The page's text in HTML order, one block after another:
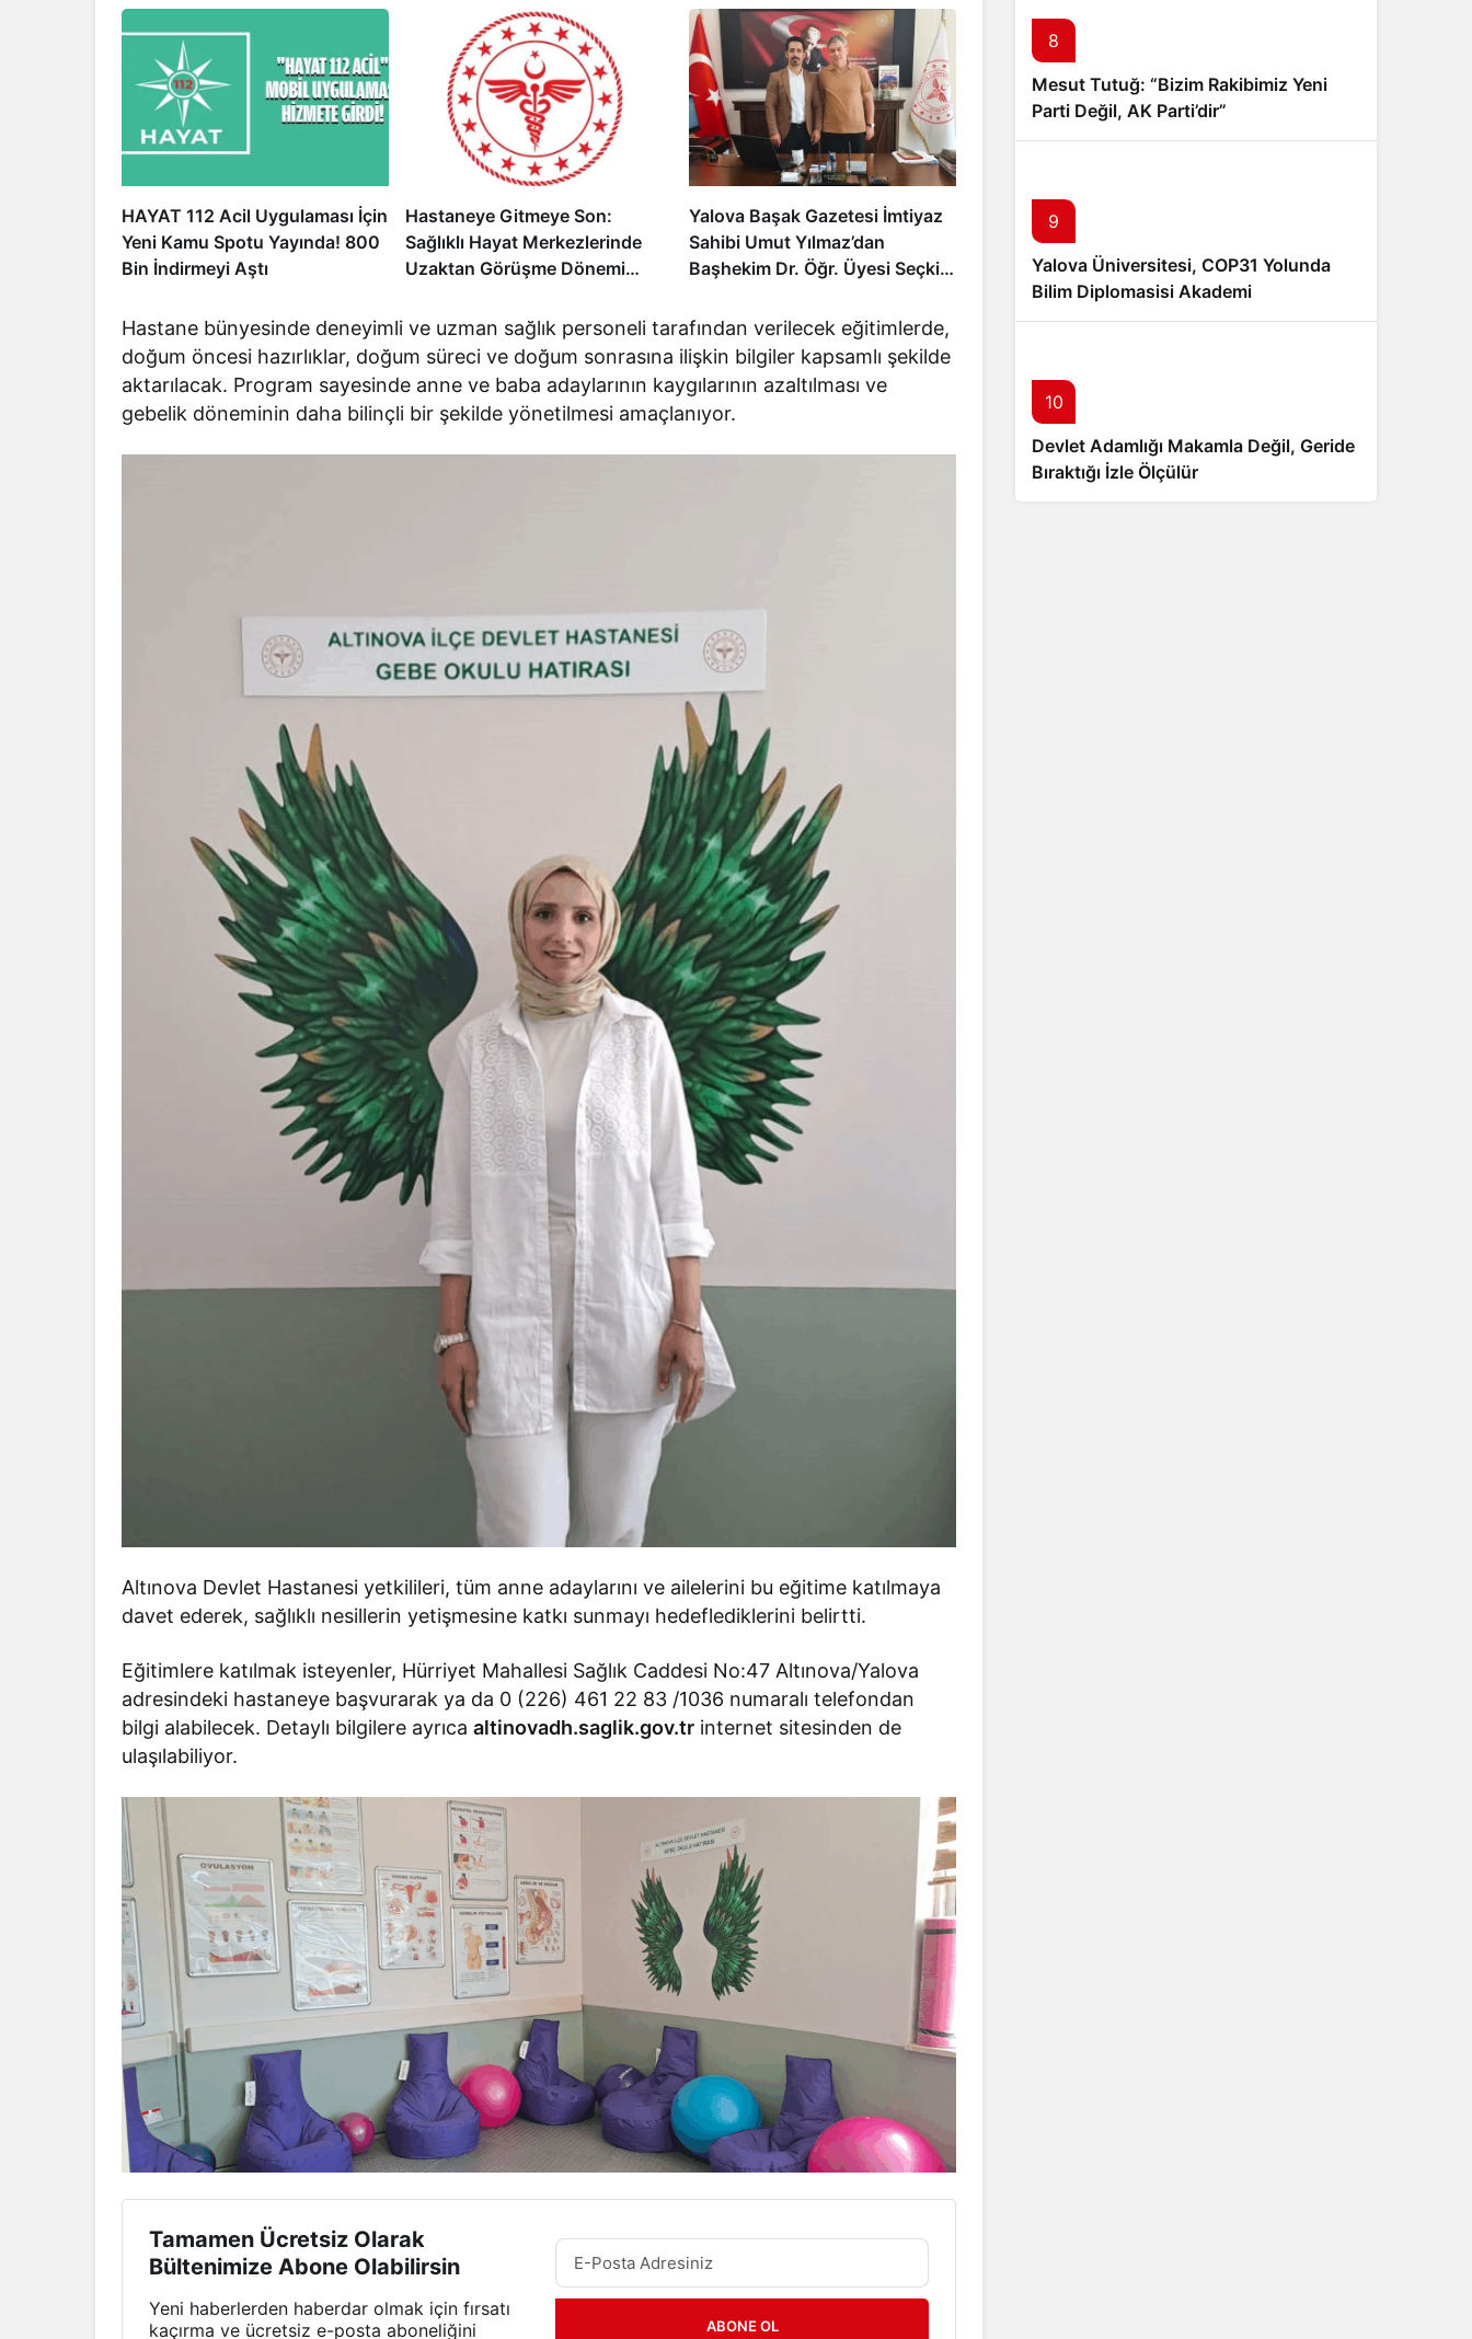
HAYAT 112 Acil Uygulaması İçin
Yeni Kamu Spotu Yayında! 800
Bin İndirmeyi Aştı
Hastaneye Gitmeye Son:
Sağlıklı Hayat Merkezlerinde
Uzaktan Görüşme Dönemi
Yalova Başak Gazetesi İmtiyaz
Sahibi Umut Yılmaz’dan
Başhekim Dr. Öğr. Üyesi Seçkin
Hastane bünyesinde deneyimli ve uzman sağlık personeli tarafından verilecek eğitimlerde,
doğum öncesi hazırlıklar, doğum süreci ve doğum sonrasına ilişkin bilgiler kapsamlı şekilde
aktarılacak. Program sayesinde anne ve baba adaylarının kaygılarının azaltılması ve
gebelik döneminin daha bilinçli bir şekilde yönetilmesi amaçlanıyor.
Altınova Devlet Hastanesi yetkilileri, tüm anne adaylarını ve ailelerini bu eğitime katılmaya
davet ederek, sağlıklı nesillerin yetişmesine katkı sunmayı hedeflediklerini belirtti.
Eğitimlere katılmak isteyenler, Hürriyet Mahallesi Sağlık Caddesi No:47 Altınova/Yalova
adresindeki hastaneye başvurarak ya da 0 (226) 461 22 83 /1036 numaralı telefondan
bilgi alabilecek. Detaylı bilgilere ayrıcaaltinovadh.saglik.gov.tr internet sitesinden de
ulaşılabiliyor.
Tamamen Ücretsiz Olarak
Bültenimize Abone Olabilirsin
Yeni haberlerden haberdar olmak için fırsatı
kaçırma ve ücretsiz e-posta aboneliğini
ABONE OL
8
Mesut Tutuğ: “Bizim Rakibimiz Yeni
Parti Değil, AK Parti’dir”
9
Yalova Üniversitesi, COP31 Yolunda
Bilim Diplomasisi Akademi
Lansmanında Yerini Aldı
10
Devlet Adamlığı Makamla Değil, Geride
Bıraktığı İzle Ölçülür